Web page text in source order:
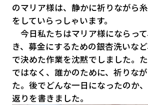
のマリア様は、静かに祈りながら
をしていらっしゃいます。
今日私たちはマリア様にならっ
き、募金にするための銀杏洗いな
で決めた作業を沈黙でしました。
ではなく、誰かのために、祈りな
た。後でどんな一日になったのか
返りを書きました。